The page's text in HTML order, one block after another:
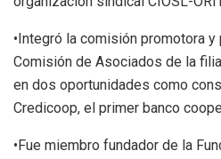
•Integró la comisión promotora
Comisión de Asociados de la
en dos oportunidades como
Credicoop, el primer banco
•Fue miembro fundador de la